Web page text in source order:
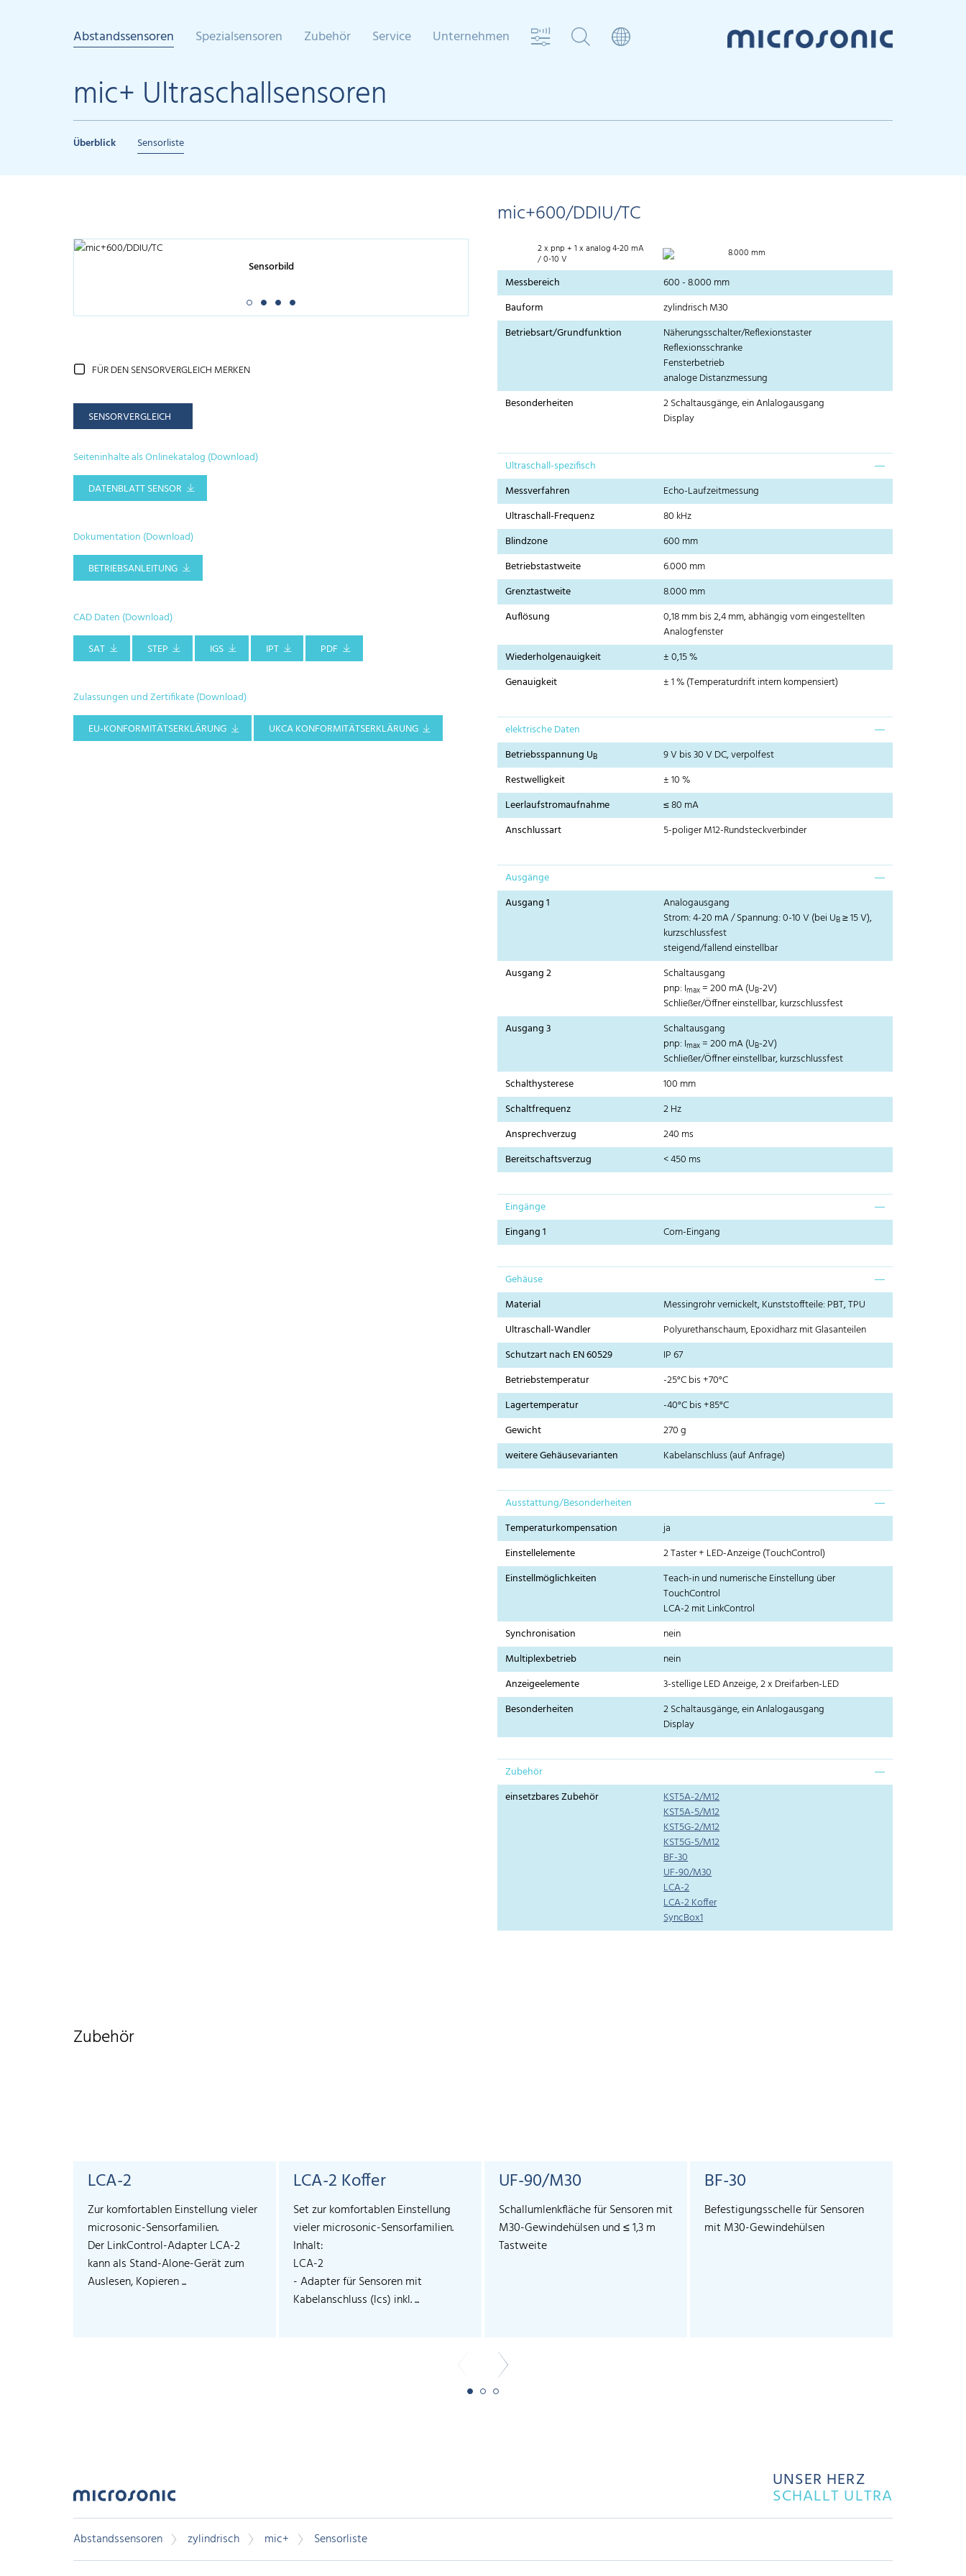
Abstandssensoren Spezialsensoren Zubehör Service Unternehmen
mic+ Ultraschallsensoren
Überblick Sensorliste
mic+600/DDIU/TC
Sensorbild
FÜR DEN SENSORVERGLEICH MERKEN
SENSORVERGLEICH
Seiteninhalte als Onlinekatalog (Download)
DATENBLATT SENSOR
Dokumentation (Download)
BETRIEBSANLEITUNG
CAD Daten (Download)
SAT
STEP IGS IPT PDF
Zulassungen und Zertifikate (Download)
EU-KONFORMITÄTSERKLÄRUNG
UKCA KONFORMITÄTSERKLÄRUNG
2 x pnp + 1 x analog 4-20 mA
/ 0-10 V 8.000 mm
Messbereich
600 - 8.000 mm
Bauform
zylindrisch M30
Betriebsart/Grundfunktion
Näherungsschalter/Reflexionstaster
Reflexionsschranke
Fensterbetrieb
analoge Distanzmessung
Besonderheiten
2 Schaltausgänge, ein Anlalogausgang
Display
Ultraschall-spezifisch
Messverfahren
Echo-Laufzeitmessung
Ultraschall-Frequenz
80 kHz
Blindzone
600 mm
Betriebstastweite
6.000 mm
Grenztastweite
8.000 mm
Auflösung
0,18 mm bis 2,4 mm, abhängig vom eingestellten
Analogfenster
Wiederholgenauigkeit
± 0,15 %
Genauigkeit
± 1 % (Temperaturdrift intern kompensiert)
elektrische Daten
Betriebsspannung UB
9 V bis 30 V DC, verpolfest
Restwelligkeit
± 10 %
Leerlaufstromaufnahme
≤ 80 mA
Anschlussart
5-poliger M12-Rundsteckverbinder
Ausgänge
Ausgang 1
Analogausgang
Strom: 4-20 mA / Spannung: 0-10 V (bei UB≥ 15 V),
kurzschlussfest
steigend/fallend einstellbar
Ausgang 2
Schaltausgang
pnp: Imax= 200 mA (UB-2V)
Schließer/Öffner einstellbar, kurzschlussfest
Ausgang 3
Schaltausgang
pnp: Imax= 200 mA (UB-2V)
Schließer/Öffner einstellbar, kurzschlussfest
Schalthysterese
100 mm
Schaltfrequenz
2 Hz
Ansprechverzug
240 ms
Bereitschaftsverzug
< 450 ms
Eingänge
Eingang 1
Com-Eingang
Gehäuse
Material
Messingrohr vernickelt, Kunststoffteile: PBT, TPU
Ultraschall-Wandler
Polyurethanschaum, Epoxidharz mit Glasanteilen
Schutzart nach EN 60529
IP 67
Betriebstemperatur
-25°C bis +70°C
Lagertemperatur
-40°C bis +85°C
Gewicht
270 g
weitere Gehäusevarianten
Kabelanschluss (auf Anfrage)
Ausstattung/Besonderheiten
Temperaturkompensation
ja
Einstellelemente
2 Taster + LED-Anzeige (TouchControl)
Einstellmöglichkeiten
Teach-in und numerische Einstellung über
TouchControl
LCA-2 mit LinkControl
Synchronisation
nein
Multiplexbetrieb
nein
Anzeigeelemente
3-stellige LED Anzeige, 2 x Dreifarben-LED
Besonderheiten
2 Schaltausgänge, ein Anlalogausgang
Display
Zubehör
einsetzbares Zubehör
KST5A-2/M12
KST5A-5/M12
KST5G-2/M12
KST5G-5/M12
BF-30
UF-90/M30
LCA-2
LCA-2 Koffer
SyncBox1
Zubehör
LCA-2
Zur komfortablen Einstellung vieler
microsonic-Sensorfamilien.
Der LinkControl-Adapter LCA-2
kann als Stand-Alone-Gerät zum
Auslesen, Kopieren ...
LCA-2 Koffer
Set zur komfortablen Einstellung
vieler microsonic-Sensorfamilien.
Inhalt:
LCA-2
- Adapter für Sensoren mit
Kabelanschluss (lcs) inkl. ...
UF-90/M30
Schallumlenkfläche für Sensoren mit
M30-Gewindehülsen und ≤ 1,3 m
Tastweite
BF-30
Befestigungsschelle für Sensoren
mit M30-Gewindehülsen
UNSER HERZ
SCHALLT ULTRA
Abstandssensoren zylindrisch mic+ Sensorliste